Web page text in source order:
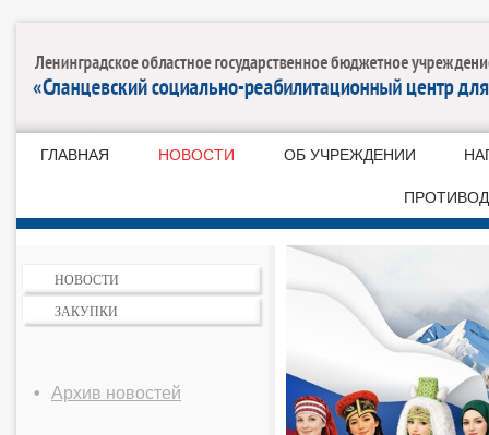
ГЛАВНАЯ НОВОСТИ ОБ УЧРЕЖДЕНИИ
НОВОСТИ
ЗАКУПКИ
Архив новостей